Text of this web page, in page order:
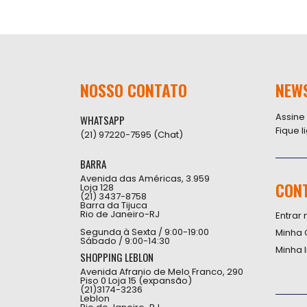
NOSSO CONTATO
WHATSAPP
(21) 97220-7595 (Chat)
BARRA
Avenida das Américas, 3.959
Loja 128
(21) 3437-8758
Barra da Tijuca
Rio de Janeiro-RJ
Segunda à Sexta / 9:00-19:00
Sábado / 9:00-14:30
SHOPPING LEBLON
Avenida Afranio de Melo Franco, 290
Piso 0 Loja 15 (expansão)
(21)3174-3236
Leblon
Fique
Entrar
Minha
Minha